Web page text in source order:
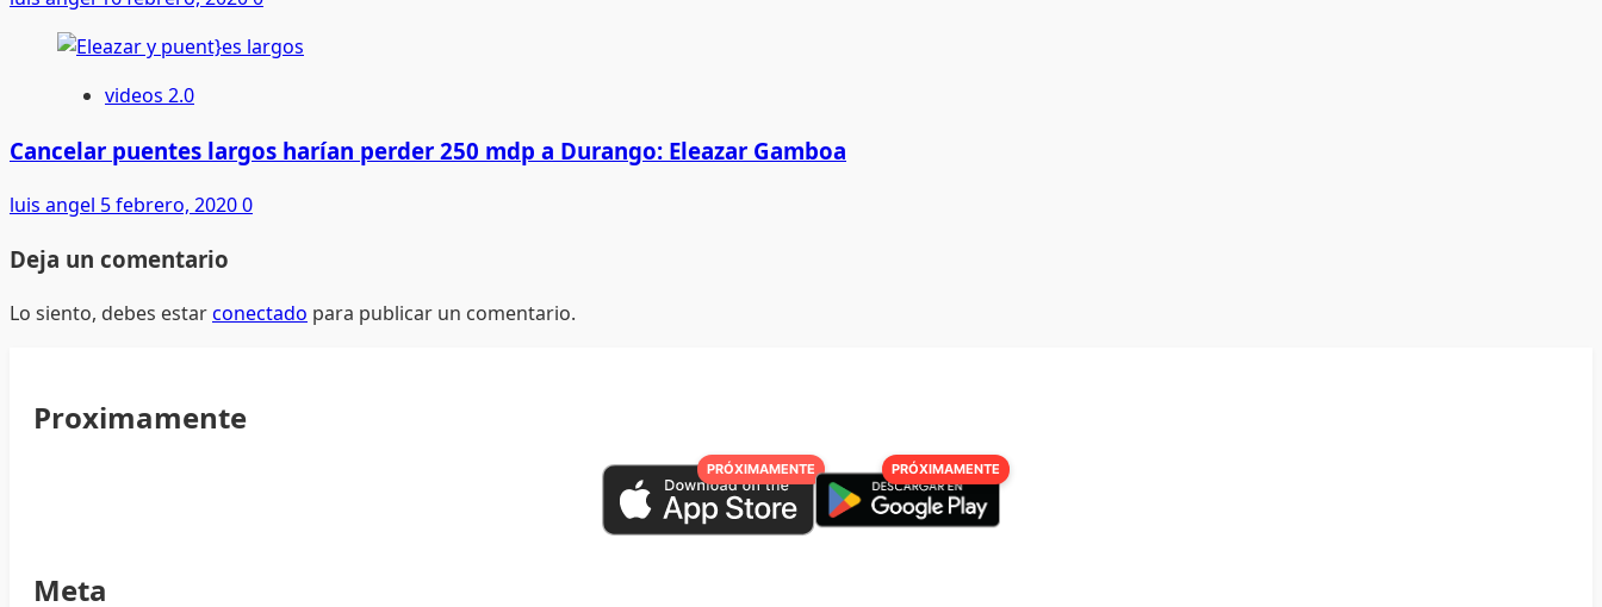
videos 2.0
Cancelar puentes largos harían perder 250 mdp a Durango: Eleazar Gamboa
luis angel 5 febrero, 20200
Deja un comentario
Lo siento, debes estarconectado para publicar un comentario.
Proximamente
PRÓXIMAMENTE PRÓXIMAMENTE
Meta